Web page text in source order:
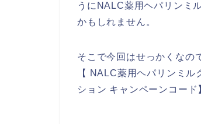
うにNALC薬用ヘパリンミ
かもしれません。
そこで今回はせっかくなの
【 NALC薬用ヘパリンミ
ション キャンペーンコー